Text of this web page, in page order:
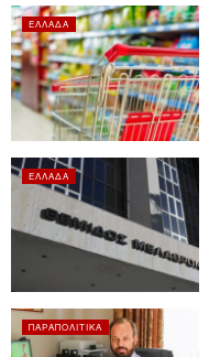
ΕΛΛΆΔΑ
ΕΛΛΆΔΑ
ΠΑΡΑΠΟΛΙΤΙΚΆ